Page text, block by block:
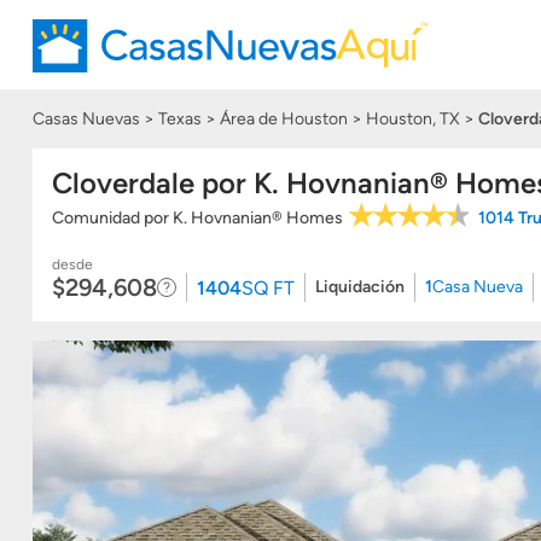
Casas Nuevas Texas Área de Houston Houston, TX
Cloverdale por K. Hovnanian®
Comunidad por K. Hovnanian® Homes 1014
desde
$294,608 1404SQ FT Liquidación 1Casa Nueva